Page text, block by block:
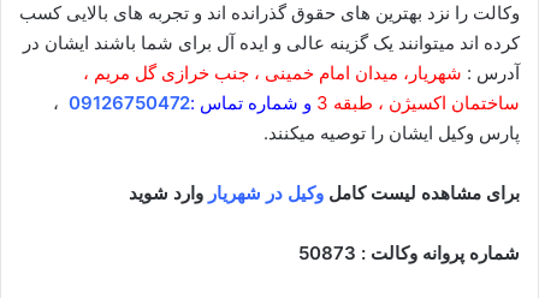
وکالت را نزد بهترین های حقوق گذرانده اند و تجربه های بالایی کسب
کرده اند میتوانند یک گزینه عالی و ایده آل برای شما باشند ایشان در
آدرس : شهریار، میدان امام خمینی ، جنب خرازی گل مریم ،
ساختمان اکسیژن ، طبقه 3
و شماره تماس :09126750472 ،
پارس وکیل ایشان را توصیه میکنند.
برای مشاهده لیست کامل وکیل در شهریار وارد شوید
شماره پروانه وکالت : 50873